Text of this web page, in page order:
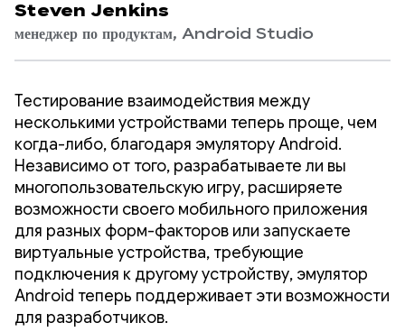
Steven Jenkins
менеджер по продуктам, Android Studio
Тестирование взаимодействия между
несколькими устройствами теперь проще, чем
когда-либо, благодаря эмулятору Android.
Независимо от того, разрабатываете ли вы
многопользовательскую игру, расширяете
возможности своего мобильного приложения
для разных форм-факторов или запускаете
виртуальные устройства, требующие
подключения к другому устройству, эмулятор
Android теперь поддерживает эти возможности
для разработчиков.